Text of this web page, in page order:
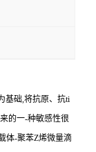
基础,将抗原、 抗ti
的一-种敏感性很
体-聚苯Z烯微量滴